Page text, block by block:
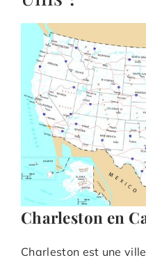
Charleston en
Charleston est une